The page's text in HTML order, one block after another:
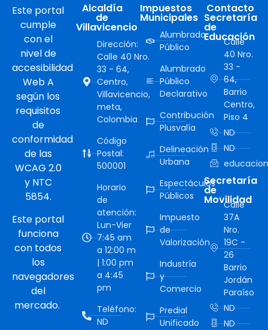
Este portal
cumple
con el
nivel de
accesibilidad
Web A
según los
requisitos
de
conformidad
de las
WCAG 2.0
y NTC
5854.
Este portal
funciona
con todos
los
navegadores
del
mercado.
Alcaldía
de
Villavicencio
Dirección:
Calle 40 Nro.
33 - 64,
Centro,
Villavicencio,
meta,
Colombia
Código
Postal:
500001
Horario
de
atención:
Lun-Vier
7:45 am
a 12:00 m
| 1:00 pm
a 4:45
pm
Teléfono:
ND
Impuestos
Municipales
Alumbrado
Público
Alumbrado
Público
Declarativo
Contribución
Plusvalía
Delineación
Urbana
Espectáculos
Públicos
Impuesto
de
Valorización
Industría
y
Comercio
Predial
Unificado
Contacto
Secretaría
de
Educación
Calle
40 Nro.
33 -
64,
Barrio
Centro,
Piso 4
ND
ND
Secretaría
de
Movilidad
Calle
37A
Nro.
19C -
26
Barrio
Jordán
Paraíso
ND
ND